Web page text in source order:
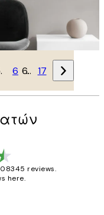
6 … 17
reviews.
here.